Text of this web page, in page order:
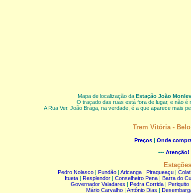
Mapa de localização da Estação João
O traçado das ruas está fora de lugar, e não é
A Rua Ver. João Braga, na verdade, é a que aparece mais
Trem Vitória -
Preços| Onde
••• Atenção!
Estações
Pedro Nolasco| Fundão| Aricanga| Piraqueaçu|
Itueta| Resplendor| Conselheiro Pena| Barra do
Governador Valadares | Pedra Corrida | Periquito
Mário Carvalho | Antônio Dias |